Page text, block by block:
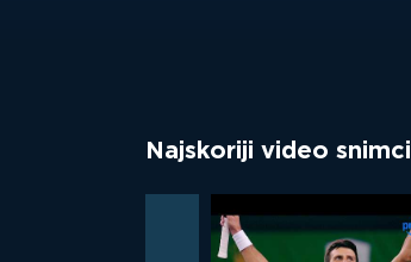
Najskoriji video snimci